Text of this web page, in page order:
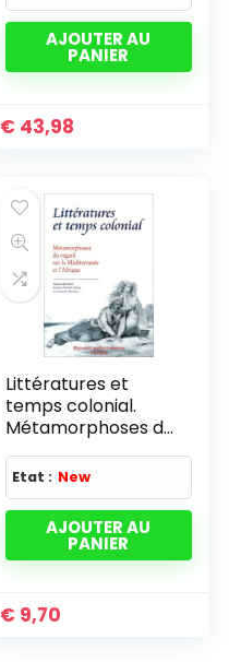
AJOUTER AU
PANIER
€ 43,98
Littératures et
temps colonial.
Métamorphoses du
regard sur la
Méditerranée et
l'Afrique
Etat : New
AJOUTER AU
PANIER
€ 9,70